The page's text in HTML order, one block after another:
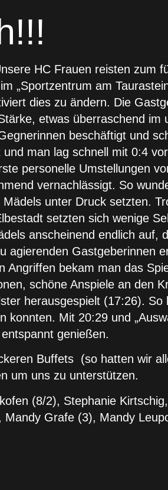
HC Frauen reisten zum
„Sportzentrum am
dies zu ändern. Die
etwas überraschend im
beschäftigt und
man lag schnell mit 0:4
personelle Umstellungen
vernachlässigt. So
unter Druck setzten.
setzten sich wenige
anscheinend endlich auf,
agierenden Gastgeberinnen
Angriffen bekam man das
schöne Anspiele an den
herausgespielt (17:26).
Mit 20:29 und
genießen.
Buffets (so hatten wir
um uns zu unterstützen.
(8/2), Stephanie
Grafe (3), Mandy